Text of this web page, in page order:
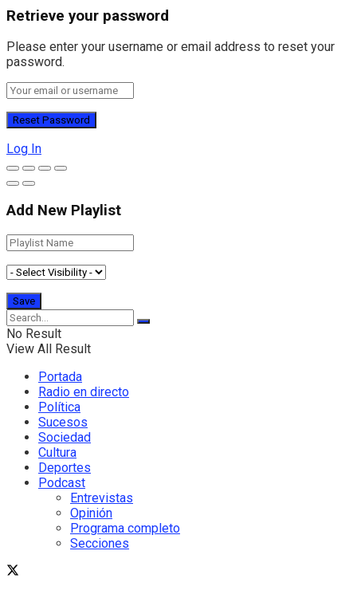
Retrieve your password
Please enter your username or email address to reset your
password.
Log In
Add New Playlist
No Result
View All Result
Portada
Radio en directo
Política
Sucesos
Sociedad
Cultura
Deportes
Podcast
Entrevistas
Opinión
Programa completo
Secciones